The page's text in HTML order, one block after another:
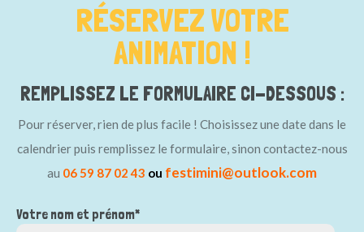
RÉSERVEZ VOTRE
ANIMATION !
REMPLISSEZ LE FORMULAIRE CI-DESSOUS :
Pour réserver, rien de plus facile ! Choisissez une date dans le
calendrier puis remplissez le formulaire, sinon contactez-nous
au 06 59 87 02 43 ou festimini@outlook.com
Votre nom et prénom*